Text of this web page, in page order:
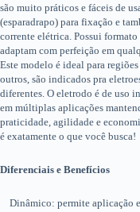
são muito práticos e fáceis de
(esparadrapo) para fixação e
corrente elétrica. Possui
adaptam com perfeição em
Este modelo é ideal para
outros, são indicados pra
diferentes. O eletrodo é de uso
em múltiplas aplicações
praticidade, agilidade e
é exatamente o que você busca!
Diferenciais e Benefícios
Dinâmico: permite aplicação